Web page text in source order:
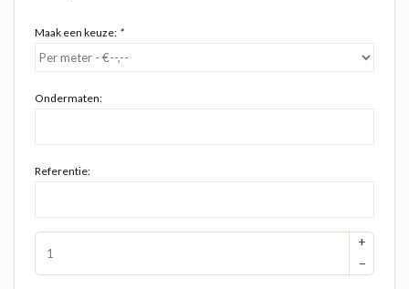
Maak een keuze: *
Ondermaten:
Referentie:
+
−